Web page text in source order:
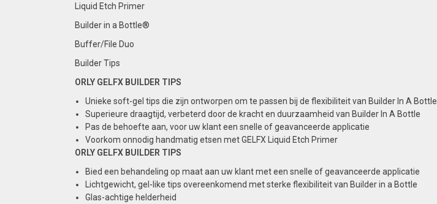
Liquid Etch Primer
Builder in a Bottle®
Buffer/File Duo
Builder Tips
ORLY GELFX BUILDER TIPS
Unieke soft-gel tips die zijn ontworpen om te passen bij de flexibiliteitvan Builder In A Bottle
Superieure draagtijd, verbeterd door de kracht en duurzaamheid van Builder In A Bottle
Pas de behoefte aan, voor uw klant een snelle of geavanceerde applicatie
Voorkom onnodig handmatig etsen met GELFX Liquid Etch Primer
ORLY GELFX BUILDER TIPS
Bied een behandeling op maat aan uw klant met een snelle of geavanceerde applicatie
Lichtgewicht, gel-like tips overeenkomend met sterke flexibiliteit van Builder in a Bottle
Glas-achtige helderheid